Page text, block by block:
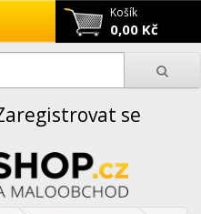
Košík
0,00 Kč
se